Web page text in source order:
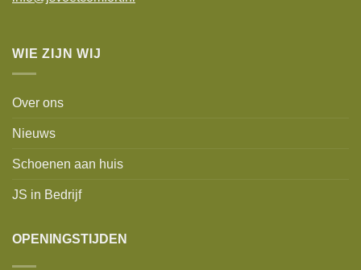
WIE ZIJN WIJ
Over ons
Nieuws
Schoenen aan huis
JS in Bedrijf
OPENINGSTIJDEN